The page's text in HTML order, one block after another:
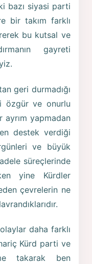
bazı siyasi parti
bir takım farklı
bu kutsal ve
gayreti
geri durmadığı
özgür ve onurlu
yapmadan
destek verdiği
ve büyük
süreçlerinde
yine Kürdler
çevrelerin ne
daha farklı
Kürd parti ve
takarak ben